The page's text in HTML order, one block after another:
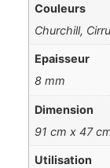
Couleurs
Churchill,
Epaisseur
8 mm
Dimension
91 cm x 47
Utilisation